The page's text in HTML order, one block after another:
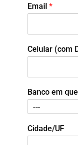
Email *
Celular (com
Banco em
Cidade/UF